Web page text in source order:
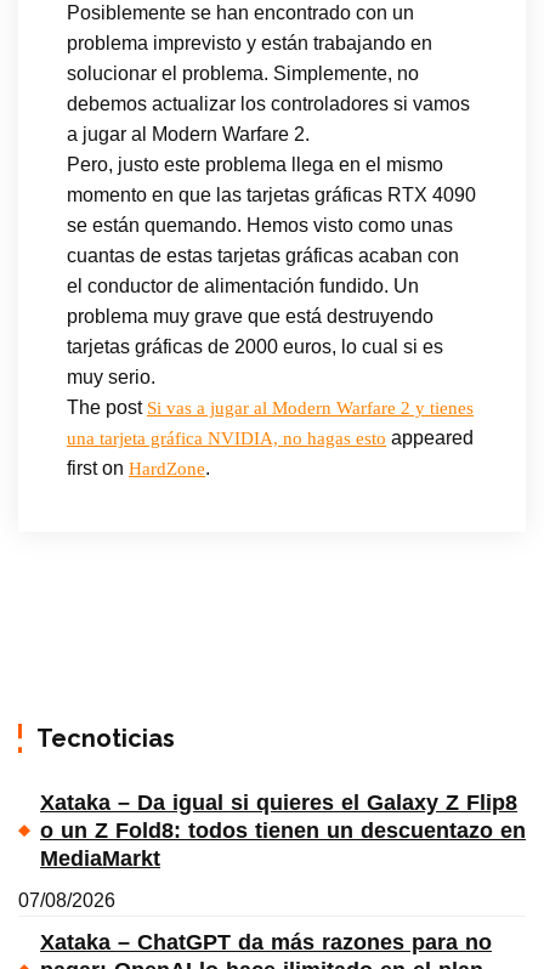
Posiblemente se han encontrado con un
problema imprevisto y están trabajando en
solucionar el problema. Simplemente, no
debemos actualizar los controladores si vamos
a jugar al Modern Warfare 2.
Pero, justo este problema llega en el mismo
momento en que las tarjetas gráficas RTX 4090
se están quemando. Hemos visto como unas
cuantas de estas tarjetas gráficas acaban con
el conductor de alimentación fundido. Un
problema muy grave que está destruyendo
tarjetas gráficas de 2000 euros, lo cual si es
muy serio.
The post Si vas a jugar al Modern Warfare 2 y tienes
una tarjeta gráfica NVIDIA, no hagas esto appeared
first on HardZone.
Tecnoticias
Xataka – Da igual si quieres el Galaxy Z Flip8
o un Z Fold8: todos tienen un descuentazo en
MediaMarkt
07/08/2026
Xataka – ChatGPT da más razones para no